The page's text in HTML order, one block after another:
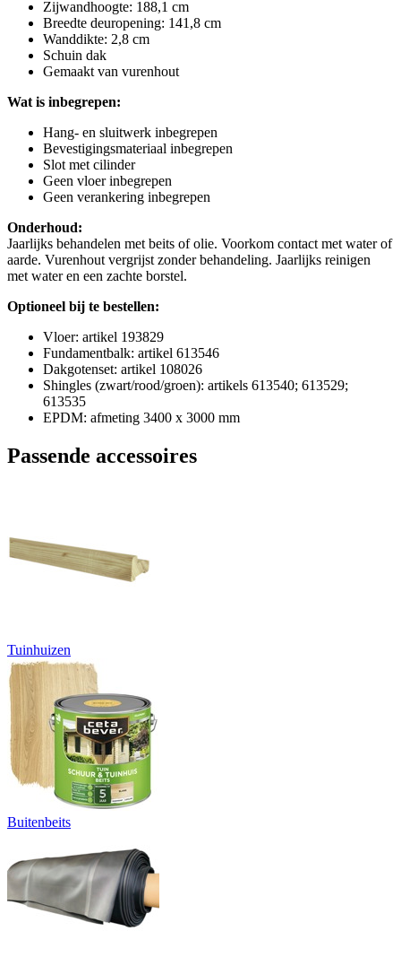
Zijwandhoogte: 188,1 cm
Breedte deuropening: 141,8 cm
Wanddikte: 2,8 cm
Schuin dak
Gemaakt van vurenhout
Wat is inbegrepen:
Hang- en sluitwerk inbegrepen
Bevestigingsmateriaal inbegrepen
Slot met cilinder
Geen vloer inbegrepen
Geen verankering inbegrepen
Onderhoud:
Jaarlijks behandelen met beits of olie. Voorkom contact met water of
aarde. Vurenhout vergrijst zonder behandeling. Jaarlijks reinigen
met water en een zachte borstel.
Optioneel bij te bestellen:
Vloer: artikel 193829
Fundamentbalk: artikel 613546
Dakgotenset: artikel 108026
Shingles (zwart/rood/groen): artikels 613540; 613529;
613535
EPDM: afmeting 3400 x 3000 mm
Passende accessoires
Tuinhuizen
Buitenbeits